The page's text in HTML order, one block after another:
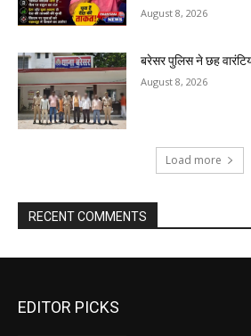
August 8, 2026
बरेसर पुलिस ने छह
August 8, 2026
Load more
RECENT COMMENTS
EDITOR PICKS